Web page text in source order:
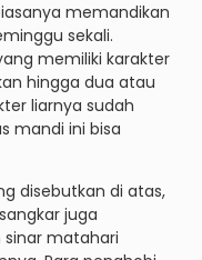
memandikan
sekali.
memiliki karakter
hingga dua atau
liarnya sudah
mandi ini bisa
disebutkan di atas,
juga
matahari